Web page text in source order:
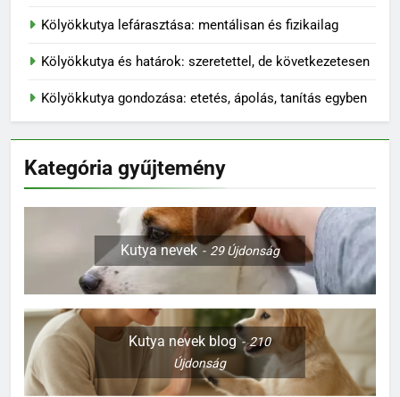
Kölyökkutya lefárasztása: mentálisan és fizikailag
Kölyökkutya és határok: szeretettel, de következetesen
Kölyökkutya gondozása: etetés, ápolás, tanítás egyben
Kategória gyűjtemény
Kutya nevek 29Újdonság
Kutya nevek blog
210
Újdonság